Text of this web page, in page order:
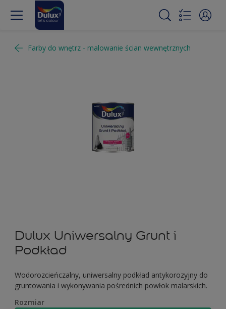
Farby do wnętrz - malowanie ścian wewnętrznych
Dulux Uniwersalny Grunt i
Podkład
Wodorozcieńczalny, uniwersalny podkład antykorozyjny do
gruntowania i wykonywania pośrednich powłok malarskich.
Rozmiar